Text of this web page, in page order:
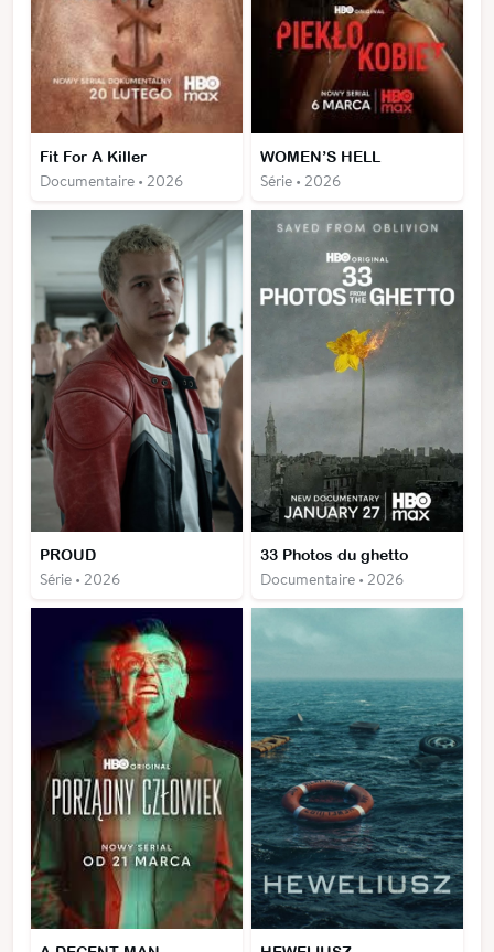
Fit For A Killer
Documentaire • 2026
WOMEN’S HELL
Série • 2026
PROUD
Série • 2026
33 Photos du ghetto
Documentaire • 2026